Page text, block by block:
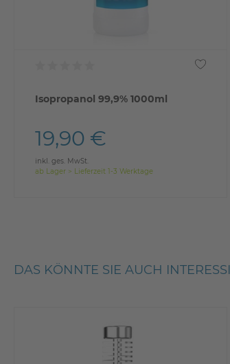
Isopropanol 99,9% 1000ml
19,90 €
inkl. ges. MwSt.
ab Lager > Lieferzeit 1-3 Werktage
DAS KÖNNTE SIE AUCH